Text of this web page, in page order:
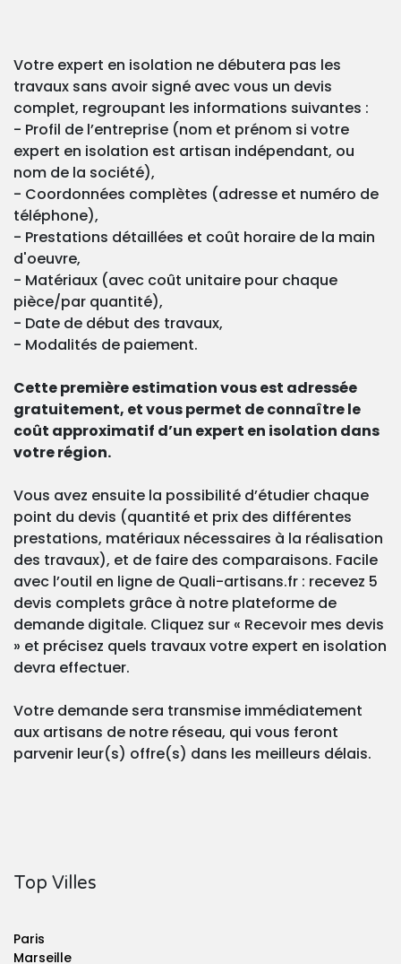
Votre expert en isolation ne débutera pas les
travaux sans avoir signé avec vous un devis
complet, regroupant les informations suivantes :
- Profil de l’entreprise (nom et prénom si votre
expert en isolation est artisan indépendant, ou
nom de la société),
- Coordonnées complètes (adresse et numéro de
téléphone),
- Prestations détaillées et coût horaire de la main
d'oeuvre,
- Matériaux (avec coût unitaire pour chaque
pièce/par quantité),
- Date de début des travaux,
- Modalités de paiement.
Cette première estimation vous est adressée
gratuitement, et vous permet de connaître le
coût approximatif d’un expert en isolation dans
votre région.
Vous avez ensuite la possibilité d’étudier chaque
point du devis (quantité et prix des différentes
prestations, matériaux nécessaires à la réalisation
des travaux), et de faire des comparaisons. Facile
avec l’outil en ligne de Quali-artisans.fr : recevez 5
devis complets grâce à notre plateforme de
demande digitale. Cliquez sur « Recevoir mes devis
» et précisez quels travaux votre expert en isolation
devra effectuer.
Votre demande sera transmise immédiatement
aux artisans de notre réseau, qui vous feront
parvenir leur(s) offre(s) dans les meilleurs délais.
Top Villes
Paris
Marseille